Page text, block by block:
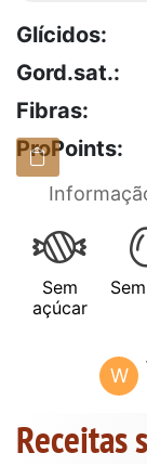
Glícidos:
Gord.sat.:
Fibras:
ProPoints:
Sem
açúcar
W
Receitas